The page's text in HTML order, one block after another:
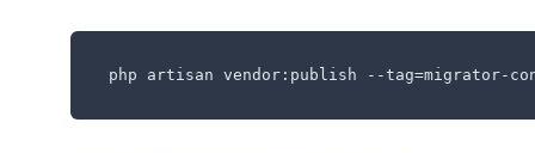
php artisan vendor:publish --tag=migrator-